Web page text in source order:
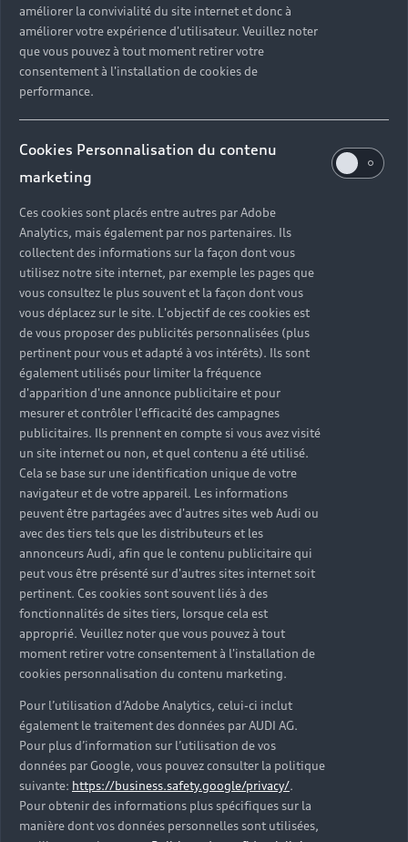
améliorer la convivialité du site internet et donc à
améliorer votre expérience d'utilisateur. Veuillez noter
que vous pouvez à tout moment retirer votre
consentement à l'installation de cookies de
performance.
Cookies Personnalisation du contenu
marketing
Ces cookies sont placés entre autres par Adobe
Analytics, mais également par nos partenaires. Ils
collectent des informations sur la façon dont vous
utilisez notre site internet, par exemple les pages que
vous consultez le plus souvent et la façon dont vous
vous déplacez sur le site. L'objectif de ces cookies est
de vous proposer des publicités personnalisées (plus
pertinent pour vous et adapté à vos intérêts). Ils sont
également utilisés pour limiter la fréquence
d'apparition d'une annonce publicitaire et pour
mesurer et contrôler l'efficacité des campagnes
publicitaires. Ils prennent en compte si vous avez visité
un site internet ou non, et quel contenu a été utilisé.
Cela se base sur une identification unique de votre
navigateur et de votre appareil. Les informations
peuvent être partagées avec d'autres sites web Audi ou
avec des tiers tels que les distributeurs et les
annonceurs Audi, afin que le contenu publicitaire qui
peut vous être présenté sur d'autres sites internet soit
pertinent. Ces cookies sont souvent liés à des
fonctionnalités de sites tiers, lorsque cela est
approprié. Veuillez noter que vous pouvez à tout
moment retirer votre consentement à l'installation de
cookies personnalisation du contenu marketing.
Pour l’utilisation d’Adobe Analytics, celui-ci inclut
également le traitement des données par AUDI AG.
Pour plus d’information sur l’utilisation de vos
données par Google, vous pouvez consulter la politique
suivante: https://business.safety.google/privacy/.
Pour obtenir des informations plus spécifiques sur la
manière dont vos données personnelles sont utilisées,